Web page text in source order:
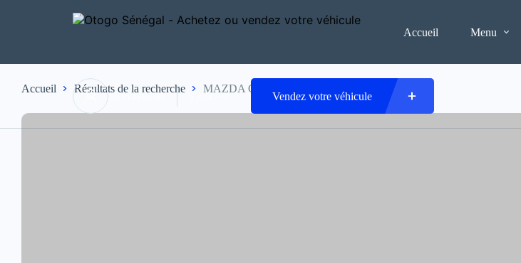
Accueil Menu
Se connecter S'inscrire Vendez votre véhicule
Accueil Résultats de la recherche MAZDA CX 5 2017